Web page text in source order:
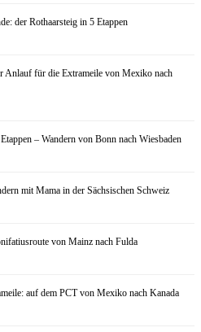
der Rothaarsteig in 5 Etappen
Anlauf für die Extrameile von Mexiko nach
– Wandern von Bonn nach Wiesbaden
mit Mama in der Sächsischen Schweiz
von Mainz nach Fulda
auf dem PCT von Mexiko nach Kanada